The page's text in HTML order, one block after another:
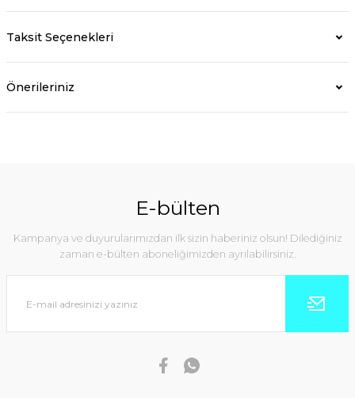
Taksit Seçenekleri
Önerileriniz
E-bülten
Kampanya ve duyurularımızdan ilk sizin haberiniz olsun! Dilediğiniz
zaman e-bülten aboneliğimizden ayrılabilirsiniz.